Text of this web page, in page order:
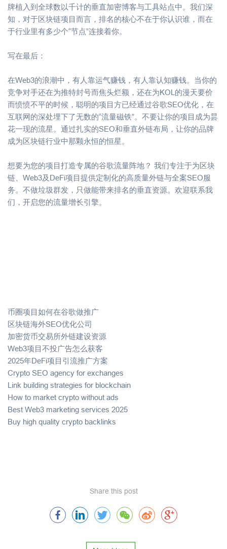
牌植入到全球数以千计的垂直加密博客与工具站点中。我们深
知，对于区块链项目而言，排名的核心不在于你认识谁，而在
于行业里有多少个“节点”连接着你。
写在最后：
在Web3的浪潮中，有人靠运气赚钱，有人靠认知赚钱。当你的
竞争对手还在为推特封号而焦头烂额，还在为KOL的漫天要价
而愤愤不平的时候，聪明的项目方已经通过谷歌SEO优化，在
互联网的深处埋下了无数的“流量磁铁”。不要让你的项目成为昙
花一现的流星。通过扎实的SEO和垂直外链布局，让你的品牌
成为区块链行业中那颗永恒的恒星。
想要为您的项目打造专属的谷歌流量阵地？ 我们专注于为区块
链、Web3及DeFi项目提供定制化的高质量外链与全案SEO服
务。不做垃圾群发，只做能带来排名的垂直资源。欢迎联系我
们，开启您的流量增长引擎。
币圈项目如何在谷歌做推广
区块链海外SEO优化公司
加密货币交易所外链建设资源
Web3项目不投广告怎么获客
2025年DeFi项目引流推广方案
Crypto SEO agency for exchanges
Link building strategies for blockchain
How to market crypto without ads
Best Web3 marketing services 2025
Buy high quality crypto backlinks
Share this post